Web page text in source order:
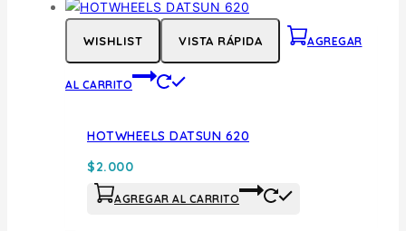
WISHLIST VISTA RÁPIDA AGREGAR
AL CARRITO
HOTWHEELS DATSUN 620
$2.000
AGREGAR AL CARRITO